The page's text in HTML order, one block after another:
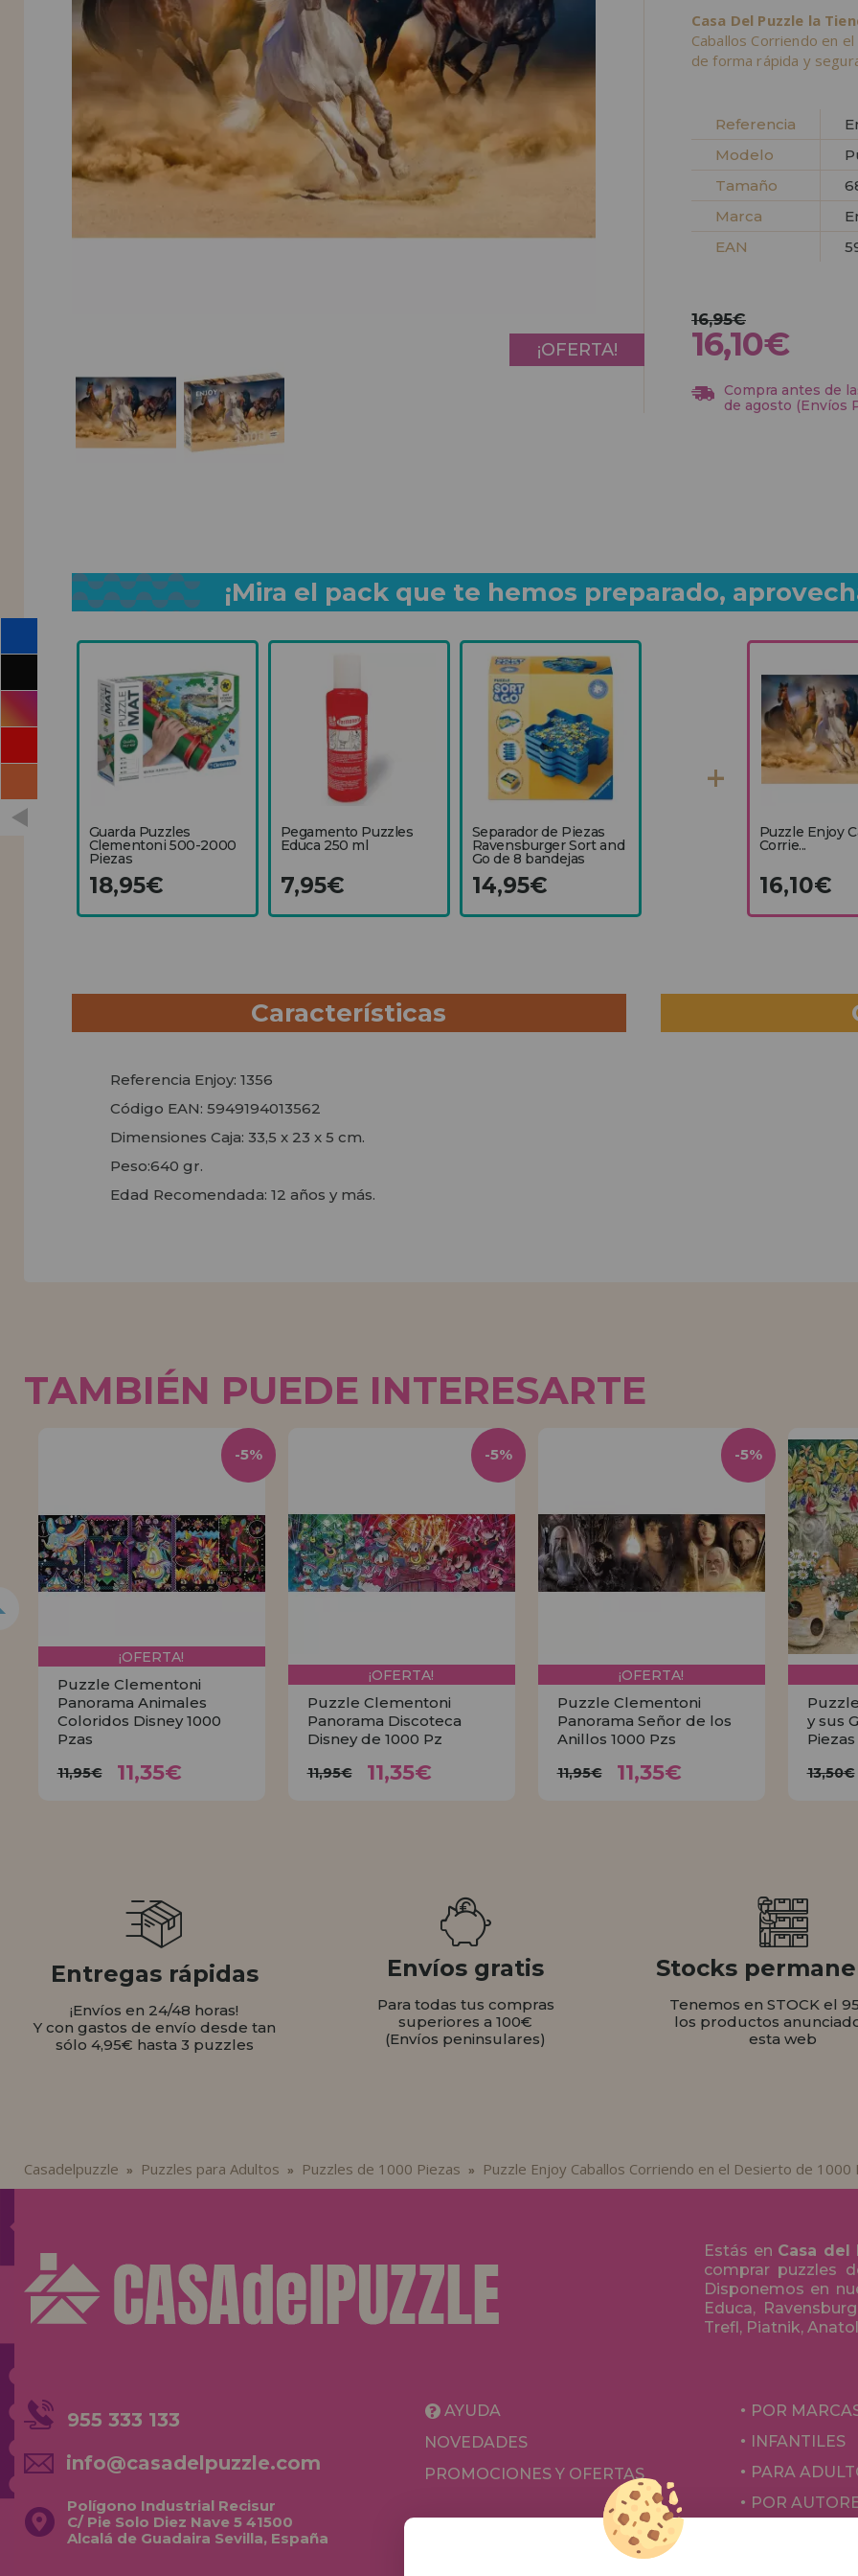
955 333 133
info@casadelpuzzle.com
Casa Del Puzzle la
Caballos Corriendo en
de forma rápida y
Referencia
Modelo
Tamaño
Marca
EAN
¡OFERTA!
16,95€
16,10€
Compra antes de
de agosto (Envíos
¡Mira el pack que te hemos preparado,
Guarda Puzzles
Clementoni 500-2000
Piezas
18,95€
Pegamento Puzzles
Educa 250 ml
7,95€
Separador de Piezas
Ravensburger Sort and
Go de 8 bandejas
14,95€
Puzzle Enjoy
Corrie...
16,10€
Características
Referencia Enjoy: 1356
Código EAN: 5949194013562
Dimensiones Caja: 33,5 x 23 x 5 cm.
Peso:640 gr.
Edad Recomendada: 12 años y más.
TAMBIÉN PUEDE INTERESARTE
¡OFERTA!
Puzzle Clementoni
Panorama Animales
Coloridos Disney 1000
Pzas
11,95€ 11,35€
-5%
¡OFERTA!
Puzzle Clementoni
Panorama Discoteca
Disney de 1000 Pz
11,95€ 11,35€
-5%
¡OFERTA!
Puzzle Clementoni
Panorama Señor de los
Anillos 1000 Pzs
11,95€ 11,35€
-5%
y sus
Piezas
13,50€
Entregas rápidas
¡Envíos en 24/48 horas!
Y con gastos de envío desde tan
sólo 4,95€ hasta 3 puzzles
Envíos gratis
Para todas tus compras
superiores a 100€
(Envíos peninsulares)
Stocks
Tenemos en STOCK el
los productos
esta web
Casadelpuzzle » Puzzles para Adultos » Puzzles de 1000 Piezas » Puzzle Enjoy Caballos Corriendo en el Desierto de 1000
Estás en Casa del
comprar puzzles
Disponemos en
Educa,
Trefl, Piatnik,
955 333 133
info@casadelpuzzle.com
Polígono Industrial Recisur
C/ Pie Solo Diez Nave 5 41500
Alcalá de Guadaira Sevilla, España
AYUDA
NOVEDADES
PROMOCIONES Y OFERTAS
POR
INFANTILES
PARA
POR
JUEGOS DE